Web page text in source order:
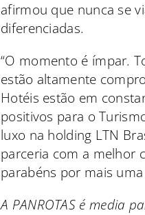
afirmou que nunca se
diferenciadas.
“O momento é ímpar.
estão altamente
Hotéis estão em
positivos para o
luxo na holding LTN
parceria com a melhor
parabéns por mais
A PANROTAS é media